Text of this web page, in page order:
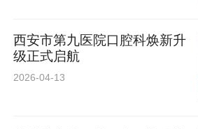
西安市第九医院口腔科焕新升
级正式启航
2026-04-13